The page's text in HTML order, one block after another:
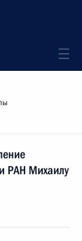
РАН Михаилу